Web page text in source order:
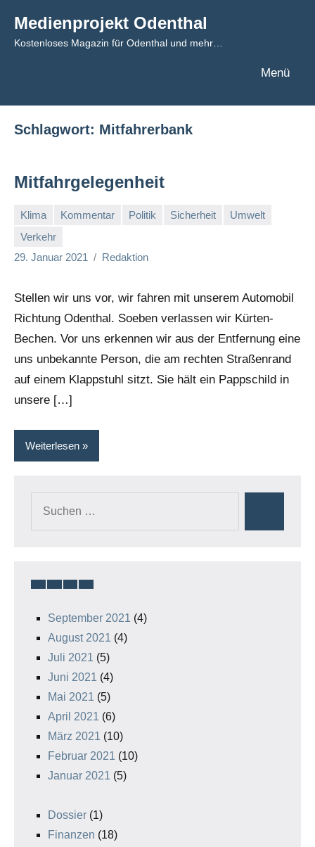
Inhalt
springen
Medienprojekt Odenthal
Kostenloses Magazin für Odenthal und mehr…
Menü
Schlagwort: Mitfahrerbank
Mitfahrgelegenheit
Klima Kommentar Politik Sicherheit
Umwelt
Verkehr
29. Januar 2021
Redaktion
Stellen wir uns vor, wir fahren mit unserem Automobil
Richtung Odenthal. Soeben verlassen wir Kürten-
Bechen. Vor uns erkennen wir aus der Entfernung eine
uns unbekannte Person, die am rechten Straßenrand
auf einem Klappstuhl sitzt. Sie hält ein Pappschild in
unsere […]
Weiterlesen
September 2021 (4)
August 2021 (4)
Juli 2021 (5)
Juni 2021 (4)
Mai 2021 (5)
April 2021 (6)
März 2021 (10)
Februar 2021 (10)
Januar 2021 (5)
Dossier (1)
Finanzen (18)